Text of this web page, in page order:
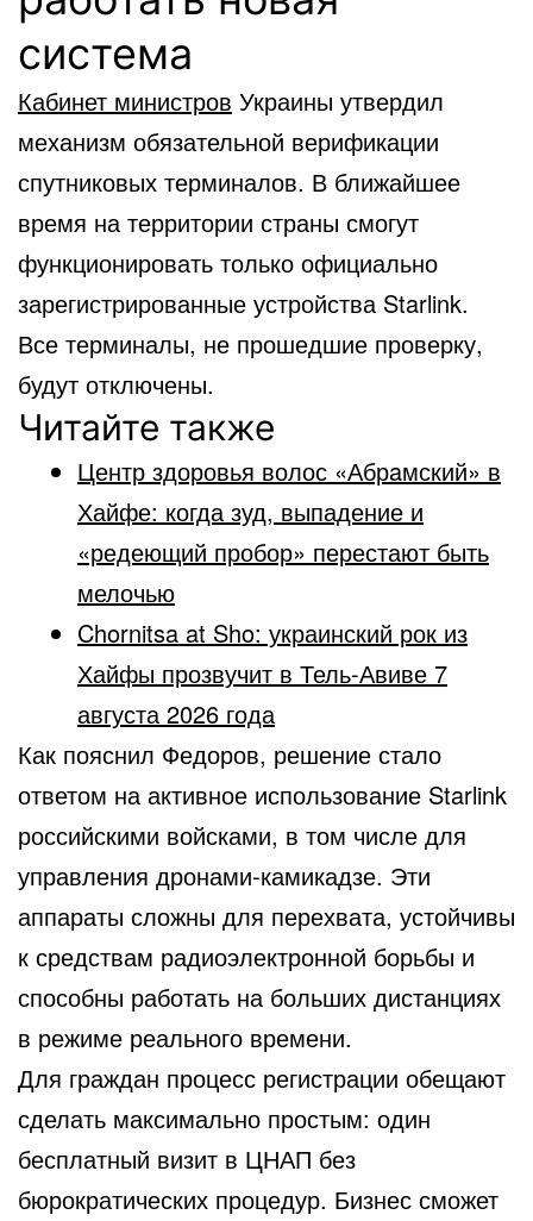
система
Кабинет министров Украины утвердил
механизм обязательной верификации
спутниковых терминалов. В ближайшее
время на территории страны смогут
функционировать только официально
зарегистрированные устройства Starlink.
Все терминалы, не прошедшие проверку,
будут отключены.
Читайте также
Центр здоровья волос «Абрaмский» в
Хайфе: когда зуд, выпадение и
«редеющий пробор» перестают быть
мелочью
Chornitsa at Sho: украинский рок из
Хайфы прозвучит в Тель-Авиве 7
августа 2026 года
Как пояснил Федоров, решение стало
ответом на активное использование Starlink
российскими войсками, в том числе для
управления дронами-камикадзе. Эти
аппараты сложны для перехвата, устойчивы
к средствам радиоэлектронной борьбы и
способны работать на больших дистанциях
в режиме реального времени.
Для граждан процесс регистрации обещают
сделать максимально простым: один
бесплатный визит в ЦНАП без
бюрократических процедур. Бизнес сможет